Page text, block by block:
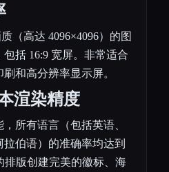
（高达 4096×4096）的图
括 16:9 宽屏。非常适合
和高分辨率显示屏。
渲染精度
所有语言（包括英语、
伯语）的准确率均达到
排版创建完美的徽标、海